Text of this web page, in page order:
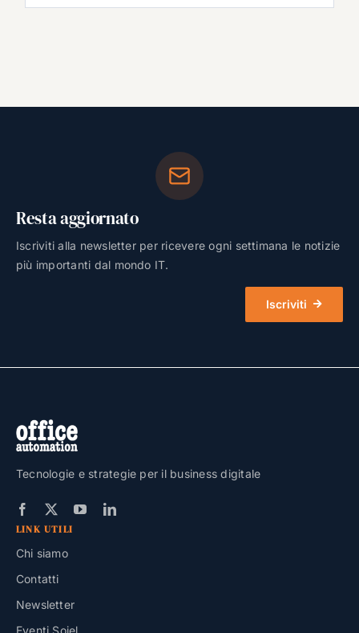
Resta aggiornato
Iscriviti alla newsletter per ricevere ogni settimana le notizie
più importanti dal mondo IT.
Iscriviti
Tecnologie e strategie per il business digitale
LINK UTILI
Chi siamo
Contatti
Newsletter
Eventi Soiel